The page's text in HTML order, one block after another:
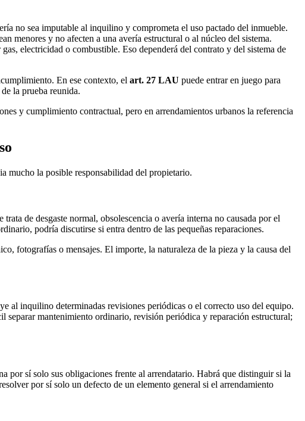
no sea imputable al inquilino y comprometa el uso pactado del inmueble.
menores y no afecten a una avería estructural o al núcleo del sistema.
electricidad o combustible. Eso dependerá del contrato y del sistema de
En ese contexto, el art. 27 LAU puede entrar en juego para
la prueba reunida.
y cumplimiento contractual, pero en arrendamientos urbanos la referencia
mucho la posible responsabilidad del propietario.
de desgaste normal, obsolescencia o avería interna no causada por el
podría discutirse si entra dentro de las pequeñas reparaciones.
fotografías o mensajes. El importe, la naturaleza de la pieza y la causa del
al inquilino determinadas revisiones periódicas o el correcto uso del equipo.
separar mantenimiento ordinario, revisión periódica y reparación estructural;
por sí solo sus obligaciones frente al arrendatario. Habrá que distinguir si la
por sí solo un defecto de un elemento general si el arrendamiento